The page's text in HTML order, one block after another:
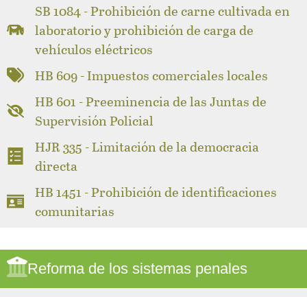
SB 1084 - Prohibición de carne cultivada en
laboratorio y prohibición de carga de
vehículos eléctricos
HB 609 - Impuestos comerciales locales
HB 601 - Preeminencia de las Juntas de
Supervisión Policial
HJR 335 - Limitación de la democracia
directa
HB 1451 - Prohibición de identificaciones
comunitarias
Reforma de los sistemas penales